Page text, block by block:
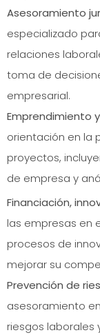
Asesoramiento
especializado
relaciones
toma de
empresarial.
Emprendimiento
orientación en la
proyectos,
de empresa y
Financiación,
las empresas en
procesos de
mejorar su
Prevención de
asesoramiento
riesgos laborales